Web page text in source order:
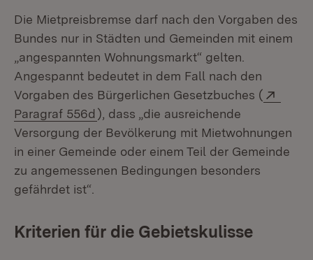
Die Mietpreisbremse darf nach den Vorgaben des
Bundes nur in Städten und Gemeinden mit einem
„angespannten Wohnungsmarkt“ gelten.
Angespannt bedeutet in dem Fall nach den
Vorgaben des Bürgerlichen Gesetzbuches (
Paragraf 556d (Öffnet in neuem Fenster)
), dass „die ausreichende
Versorgung der Bevölkerung mit Mietwohnungen
in einer Gemeinde oder einem Teil der Gemeinde
zu angemessenen Bedingungen besonders
gefährdet ist“.
Kriterien für die Gebietskulisse